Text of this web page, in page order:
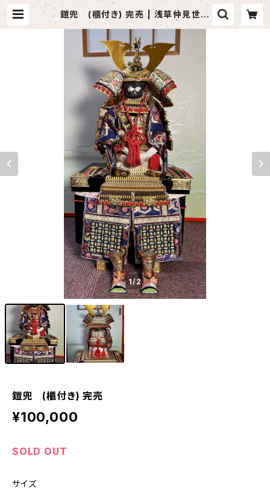
鎧兜 (櫃付き) 完売 | 浅草仲見世
模擬刀・踊り小道具の小山商店～Jap
anese art sword shop～
1/2
鎧兜 (櫃付き) 完売
¥100,000
SOLD OUT
サイズ